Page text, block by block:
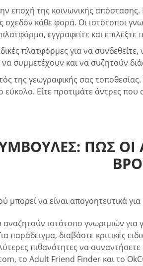
εποχή της κοινωνικής
κάθε φορά. Οι ιστότοποι
εγγραφείτε και επιλέξτε
πλατφόρμες για να
συμμετέχουν και να συζητούν
της γεωγραφικής σας
Είτε προτιμάτε άντρες
ΠΏΣ
να είναι απογοητευτικά
ιστότοπο γνωριμιών
παράδειγμα, διαβάστε κριτικές
πιθανότητες να
το Adult Friend Finder και το